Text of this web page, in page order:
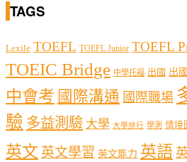
TAGS
Lexile TOEFL TOEFL Junior TOEFL
TOEIC Bridge 中學托福 出國 出
中會考 國際溝通 國際職場
驗 多益測驗 大學 大學排行 學測 情境
英文 英文學習 英文能力 英語